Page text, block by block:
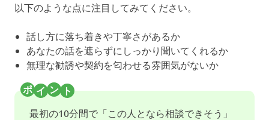
以下のような点に注目してみてください。
話し方に落ち着きや丁寧さがあるか
あなたの話を遮らずにしっかり聞いてくれるか
無理な勧誘や契約を匂わせる雰囲気がないか
最初の10分間で「この人となら相談できそう」